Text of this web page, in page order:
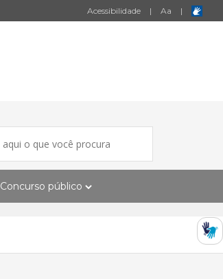
Acessibilidade | Aa |
Concurso público